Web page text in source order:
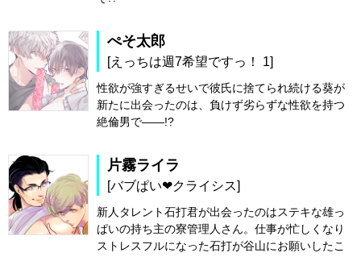
ぺそ太郎
[えっちは週7希望ですっ！ 1]
性欲が強すぎるせいで彼氏に捨てられ続ける葵が
新たに出会ったのは、負けず劣らずな性欲を持つ
絶倫男で――!?
片霧ライラ
[バブぱい❤クライシス]
新人タレント石打君が出会ったのはステキな雄っ
ぱいの持ち主の寮管理人さん。仕事が忙しくなり
ストレスフルになった石打が谷山にお願いしたこ